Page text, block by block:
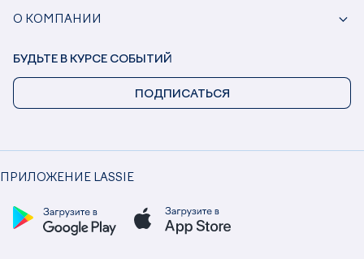
О КОМПАНИИ
ПРИЛОЖЕНИЕ LASSIE
БУДЬТЕ В КУРСЕ СОБЫТИЙ
ПОДПИСАТЬСЯ